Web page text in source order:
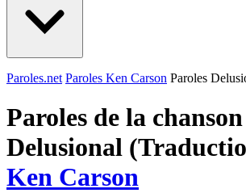
Paroles.net Paroles Ken Carson Paroles
Paroles de la chanson
Delusional
Ken Carson